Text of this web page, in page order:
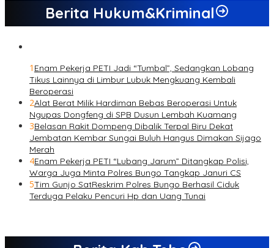
Berita Hukum&Kriminal
1 Enam Pekerja PETI Jadi “Tumbal”, Sedangkan Lobang
Tikus Lainnya di Limbur Lubuk Mengkuang Kembali
Beroperasi
2Alat Berat Milik Hardiman Bebas Beroperasi Untuk
Ngupas Dongfeng di SPB Dusun Lembah Kuamang
3Belasan Rakit Dompeng Dibalik Terpal Biru Dekat
Jembatan Kembar Sungai Buluh Hangus Dimakan Sijago
Merah
4Enam Pekerja PETI “Lubang Jarum” Ditangkap Polisi,
Warga Juga Minta Polres Bungo Tangkap Januri CS
5Tim Gunjo SatReskrim Polres Bungo Berhasil Ciduk
Terduga Pelaku Pencuri Hp dan Uang Tunai